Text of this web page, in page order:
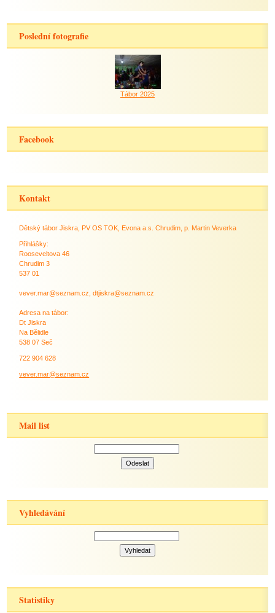
Poslední fotografie
Tábor 2025
Facebook
Kontakt
Dětský tábor Jiskra, PV OS TOK, Evona a.s. Chrudim, p. Martin Veverka
Přihlášky:
Rooseveltova 46
Chrudim 3
537 01
vever.mar@seznam.cz, dtjiskra@seznam.cz
Adresa na tábor:
Dt Jiskra
Na Bělidle
538 07 Seč
722 904 628
vever.mar@seznam.cz
Mail list
Vyhledávání
Statistiky